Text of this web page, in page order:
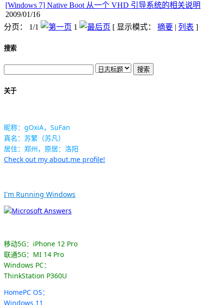
[Windows 7] Native Boot 从一个 VHD 引导系统的相关说明
2009/01/16
分页： 1/1
1 [ 显示模式： 摘要 | 列表 ]
搜索
关于
昵称：gOxiA，SuFan
真名：苏繁（苏凡）
居住：郑州，原居：洛阳
Check out my about.me profile!
I'm Running Windows
移动5G：iPhone 12 Pro
联通5G：MI 14 Pro
Windows PC：
ThinkStation P360U
HomePC OS：
Windows 11